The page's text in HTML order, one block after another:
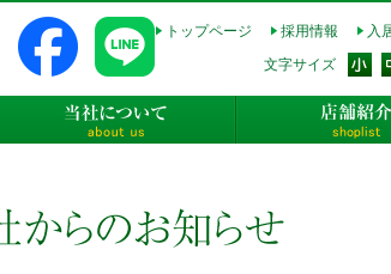
入
採用情報
トップページ
文字サイズ
事業内容 当社について